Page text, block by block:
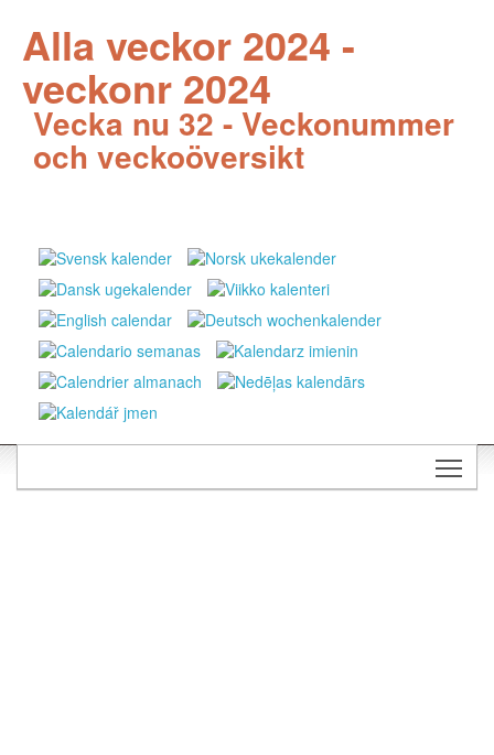
Alla veckor 2024 -
veckonr 2024
Vecka nu 32 - Veckonummer
och veckoöversikt